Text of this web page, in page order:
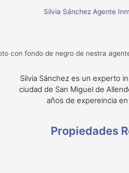
Silvia Sánchez Agente
Silvia Sánchez es un experto
ciudad de San Miguel de
años de expereincia
Propiedades